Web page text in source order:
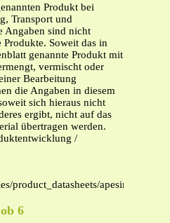
Produkt bei
Transport und
Angaben sind nicht
Produkte. Soweit das in
genannte Produkt mit
vermischt oder
Bearbeitung
die Angaben in diesem
sich hieraus nicht
ergibt, nicht auf das
übertragen werden.
/
product_datasheets/apesin_hd.pdf
6